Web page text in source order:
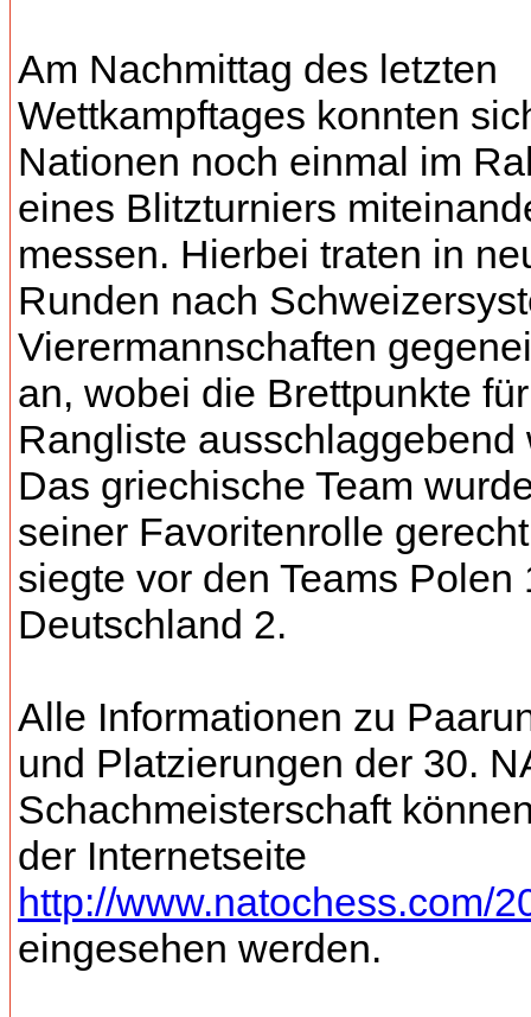
Am Nachmittag des letzten
Wettkampftages konnten
Nationen noch einmal im
eines Blitzturniers
messen. Hierbei traten in
Runden nach
Vierermannschaften
an, wobei die Brettpunkte
Rangliste ausschlaggebend
Das griechische Team
seiner Favoritenrolle
siegte vor den Teams Polen
Deutschland 2.
Alle Informationen zu
und Platzierungen der 30.
Schachmeisterschaft
der Internetseite
http://www.natochess.com/
eingesehen werden.